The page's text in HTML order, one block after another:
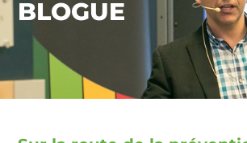
BLOGUE